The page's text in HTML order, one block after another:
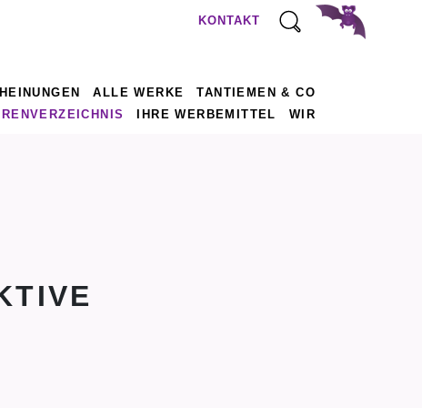
KONTAKT
ALLE WERKE
TANTIEMEN & CO
IHRE WERBEMITTEL WIR